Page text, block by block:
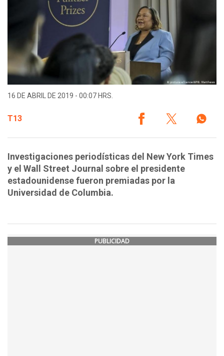
16 DE ABRIL DE 2019 - 00:07 HRS.
T13
Investigaciones periodísticas del New York Times
y el Wall Street Journal sobre el presidente
estadounidense fueron premiadas por la
Universidad de Columbia.
PUBLICIDAD